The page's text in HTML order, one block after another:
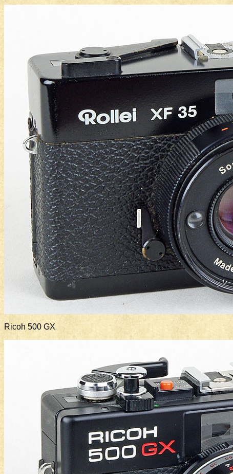
Ricoh 500 GX